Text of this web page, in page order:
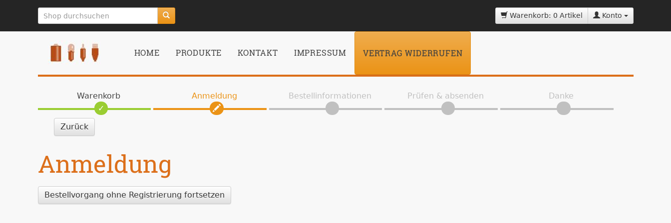
Hauptinhalt
springen
Warenkorb: 0 Artikel Konto
HOME PRODUKTE KONTAKT IMPRESSUM VERTRAG WIDERRUFEN
Warenkorb Anmeldung Bestellinformationen Prüfen & absenden Danke
Zurück
Anmeldung
Bestellvorgang ohne Registrierung fortsetzen